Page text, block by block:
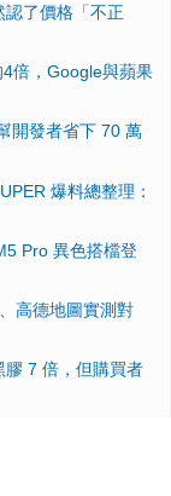
了價格「不正
倍，Google與蘋果
開發者省下 70 萬
爆料總整理：
Pro 異色搭檔登
高德地圖實測對
膠 7 倍，但購買者